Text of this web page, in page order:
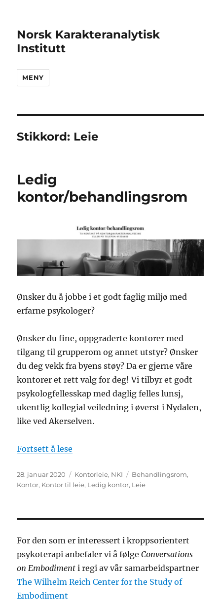
Norsk Karakteranalytisk
Institutt
MENY
Stikkord: Leie
Ledig
kontor/behandlingsrom
Ønsker du å jobbe i et godt faglig miljø med
erfarne psykologer?
Ønsker du fine, oppgraderte kontorer med
tilgang til grupperom og annet utstyr? Ønsker
du deg vekk fra byens støy? Da er gjerne våre
kontorer et rett valg for deg! Vi tilbyr et godt
psykologfellesskap med daglig felles lunsj,
ukentlig kollegial veiledning i øverst i Nydalen,
like ved Akerselven.
Fortsett å lese
Publisert
28. januar 2020 Kategorier
Kontorleie, NKI Stikkord
Behandlingsrom,
Kontor, Kontor til leie, Ledig kontor, Leie
For den som er interessert i kroppsorientert
psykoterapi anbefaler vi å følgeConversations
on Embodiment i regi av vår samarbeidspartner
The Wilhelm Reich Center for the Study of
Embodiment